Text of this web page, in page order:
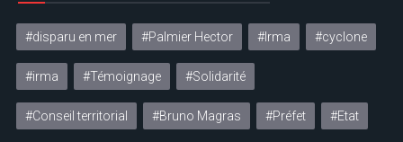
#disparu en mer #Palmier Hector #Irma #cyclone
#irma #Témoignage #Solidarité
#Conseil territorial #Bruno Magras #Préfet #Etat